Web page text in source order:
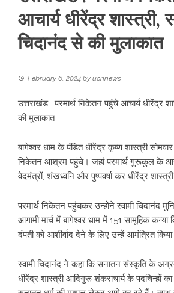
आचार्य धीरेंद्र शास्त्री,
चिदानंद से की मुलाकात
February 6, 2024 by ucnnews
उत्तराखंड : परमार्थ निकेतन पहुंचे आचार्य धीरेंद्र
की मुलाकात
बागेश्वर धाम के पंडित धीरेंद्र कृष्ण शास्त्री
निकेतन आश्रम पहुंचे। जहां परमार्थ गुरूकुल के
वेदमंत्रों, शंखध्वनि और पुष्पवर्षा कर धीरेंद्र
परमार्थ निकेतन पहुंचकर उन्होंने स्वामी चिदानंद
आगामी मार्च में बागेश्वर धाम में 151 सामूहिक कन्या
दंपती को आशीर्वाद देने के लिए उन्हें आमंत्रित
स्वामी चिदानंद ने कहा कि सनातन संस्कृति के
धीरेंद्र शास्त्री आदिगुरू शंकराचार्य के पदचिन्हों